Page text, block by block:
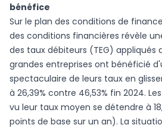
bénéfice
Sur le plan des conditions de
des conditions financières révèle
des taux débiteurs (TEG) appliqués
grandes entreprises ont bénéficié
spectaculaire de leurs taux en
à 26,39% contre 46,53% fin 2024.
vu leur taux moyen se détendre à
points de base sur un an). La